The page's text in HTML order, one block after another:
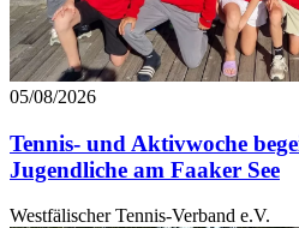
05/08/2026
Tennis- und Aktivwoche
Jugendliche am Faaker See
Westfälischer Tennis-Verband e.V.